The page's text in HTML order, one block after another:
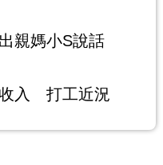
親媽小S說話
入 打工近況